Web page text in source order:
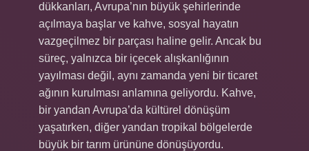
dükkanları, Avrupa’nın büyük şehirlerinde
açılmaya başlar ve kahve, sosyal hayatın
vazgeçilmez bir parçası haline gelir. Ancak bu
süreç, yalnızca bir içecek alışkanlığının
yayılması değil, aynı zamanda yeni bir ticaret
ağının kurulması anlamına geliyordu. Kahve,
bir yandan Avrupa’da kültürel dönüşüm
yaşatırken, diğer yandan tropikal bölgelerde
büyük bir tarım ürününe dönüşüyordu.